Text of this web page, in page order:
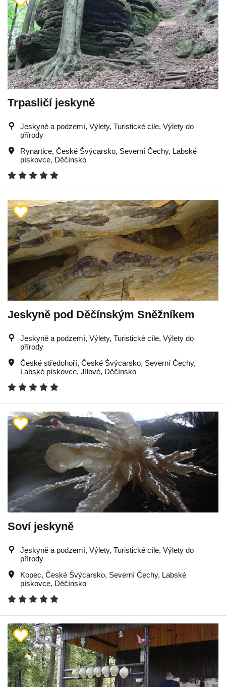
Trpasličí jeskyně
Jeskyně a podzemí, Výlety, Turistické cíle, Výlety do
přírody
Rynartice, České Švýcarsko, Severní Čechy, Labské
pískovce, Děčínsko
Jeskyně pod Děčínským Sněžníkem
Jeskyně a podzemí, Výlety, Turistické cíle, Výlety do
přírody
České středohoří, České Švýcarsko, Severní Čechy,
Labské pískovce, Jílové, Děčínsko
Soví jeskyně
Jeskyně a podzemí, Výlety, Turistické cíle, Výlety do
přírody
Kopec, České Švýcarsko, Severní Čechy, Labské
pískovce, Děčínsko